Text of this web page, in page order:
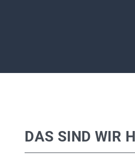
DAS SIND WIR